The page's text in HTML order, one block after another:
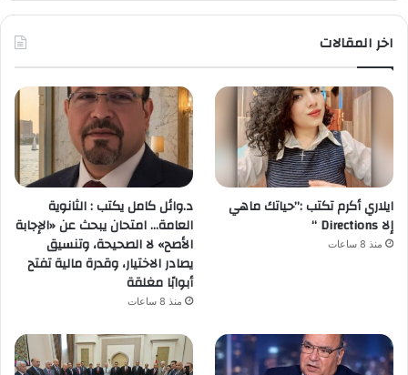
اخر المقالات
ايلاري أكرم تكتب :”حياتك ماهي
إلا Directions “
منذ 8 ساعات
د.وائل كامل يكتب : الثانوية
العامة… امتحان يبحث عن «الإجابة
الأصح» لا الصحيحة، وتنسيق
يصادر الاختيار، وقدرة مالية تفتح
أبوابًا مغلقة
منذ 8 ساعات